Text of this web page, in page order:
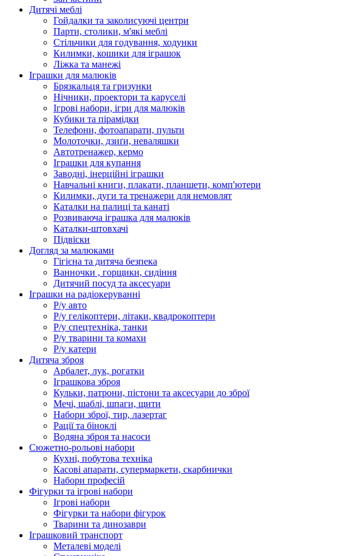
Дитячі меблі
Гойдалки та заколисуючі центри
Парти, столики, м'які меблі
Стільчики для годування, ходунки
Килимки, кошики для іграшок
Ліжка та манежі
Іграшки для малюків
Брязкальця та гризунки
Нічники, проектори та каруселі
Ігрові набори, ігри для малюків
Кубики та пірамідки
Телефони, фотоапарати, пульти
Молоточки, дзиґи, неваляшки
Автотренажер, кермо
Іграшки для купання
Заводні, інерційні іграшки
Навчальні книги, плакати, планшети, комп'ютери
Килимки, дуги та тренажери для немовлят
Каталки на палиці та канаті
Розвиваюча іграшка для малюків
Каталки-штовхачі
Підвіски
Догляд за малюками
Гігієна та дитяча безпека
Ванночки , горщики, сидіння
Дитячий посуд та аксесуари
Іграшки на радіокеруванні
Р/у авто
Р/у гелікоптери, літаки, квадрокоптери
Р/у спецтехніка, танки
Р/у тварини та комахи
Р/у катери
Дитяча зброя
Арбалет, лук, рогатки
Іграшкова зброя
Кульки, патрони, пістони та аксесуари до зброї
Мечі, шаблі, шпаги, щити
Набори зброї, тир, лазертаг
Рації та біноклі
Водяна зброя та насоси
Сюжетно-рольові набори
Кухні, побутова техніка
Касові апарати, супермаркети, скарбнички
Набори професій
Фігурки та ігрові набори
Ігрові набори
Фігурки та набори фігурок
Тварини та динозаври
Іграшковий транспорт
Металеві моделі